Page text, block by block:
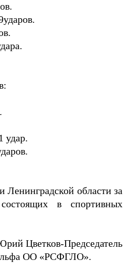
удар.
Ленинградской области за
в спортивных
Цветков-Председатель
ОО «РСФГЛО».